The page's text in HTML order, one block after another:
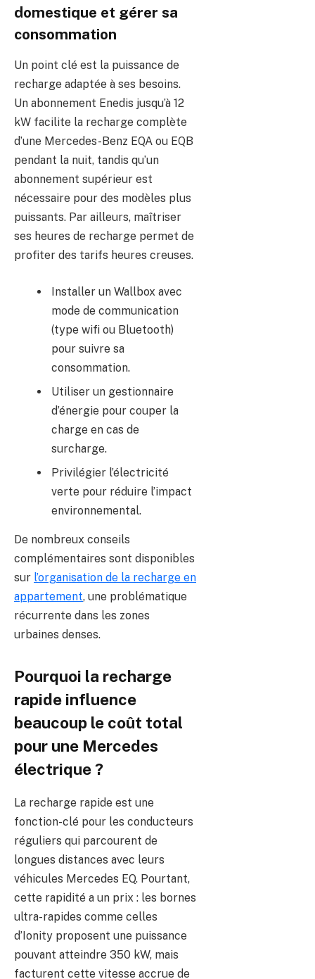
domestique et gérer sa
consommation
Un point clé est la puissance de
recharge adaptée à ses besoins.
Un abonnement Enedis jusqu’à 12
kW facilite la recharge complète
d’une Mercedes-Benz EQA ou EQB
pendant la nuit, tandis qu’un
abonnement supérieur est
nécessaire pour des modèles plus
puissants. Par ailleurs, maîtriser
ses heures de recharge permet de
profiter des tarifs heures creuses.
Installer un Wallbox avec
mode de communication
(type wifi ou Bluetooth)
pour suivre sa
consommation.
Utiliser un gestionnaire
d’énergie pour couper la
charge en cas de
surcharge.
Privilégier l’électricité
verte pour réduire l’impact
environnemental.
De nombreux conseils
complémentaires sont disponibles
sur l’organisation de la recharge en
appartement, une problématique
récurrente dans les zones
urbaines denses.
Pourquoi la recharge
rapide influence
beaucoup le coût total
pour une Mercedes
électrique ?
La recharge rapide est une
fonction-clé pour les conducteurs
réguliers qui parcourent de
longues distances avec leurs
véhicules Mercedes EQ. Pourtant,
cette rapidité a un prix : les bornes
ultra-rapides comme celles
d’Ionity proposent une puissance
pouvant atteindre 350 kW, mais
facturent cette vitesse accrue de